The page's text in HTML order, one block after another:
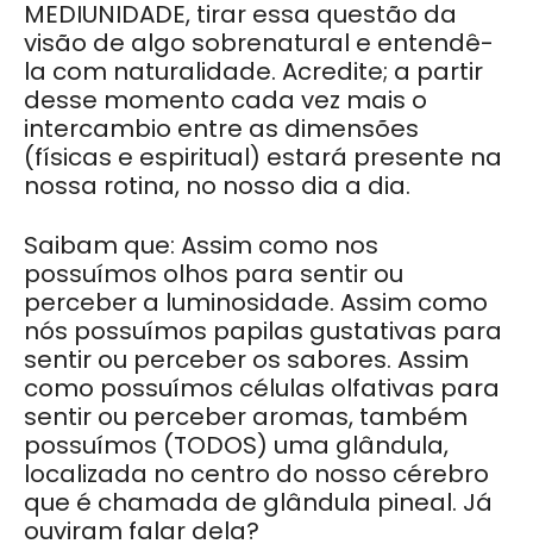
MEDIUNIDADE, tirar essa questão da
visão de algo sobrenatural e entendê-
la com naturalidade. Acredite; a partir
desse momento cada vez mais o
intercambio entre as dimensões
(físicas e espiritual) estará presente na
nossa rotina, no nosso dia a dia.
Saibam que: Assim como nos
possuímos olhos para sentir ou
perceber a luminosidade. Assim como
nós possuímos papilas gustativas para
sentir ou perceber os sabores. Assim
como possuímos células olfativas para
sentir ou perceber aromas, também
possuímos (TODOS) uma glândula,
localizada no centro do nosso cérebro
que é chamada de glândula pineal. Já
ouviram falar dela?